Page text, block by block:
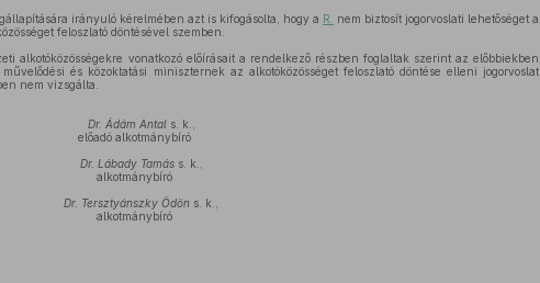
irányuló kérelmében azt is kifogásolta, hogy a R.
nem biztosít jogorvoslati lehetőséget a
feloszlató döntésével szemben.
alkotóközösségekre vonatkozó előírásait a rendelkező részben foglaltak szerint az előbbiekben
és közoktatási miniszternek az alkotóközösséget feloszlató döntése elleni jogorvoslat
nem vizsgálta.
Dr. Ádám Antals. k.,
előadó alkotmánybíró
Dr. Lábady Tamáss. k.,
alkotmánybíró
Dr. Tersztyánszky Ödön s. k.,
alkotmánybíró